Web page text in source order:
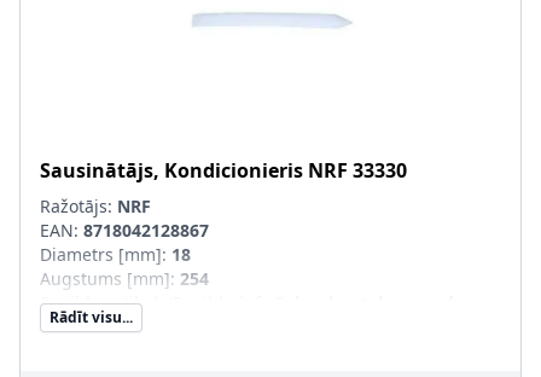
Sausinātājs, Kondicionieris NRF 33330
Ražotājs: NRF
EAN: 8718042128867
Diametrs [mm]: 18
Augstums [mm]: 254
Papildu artikuls/Papildu info 2
Rādīt visu...